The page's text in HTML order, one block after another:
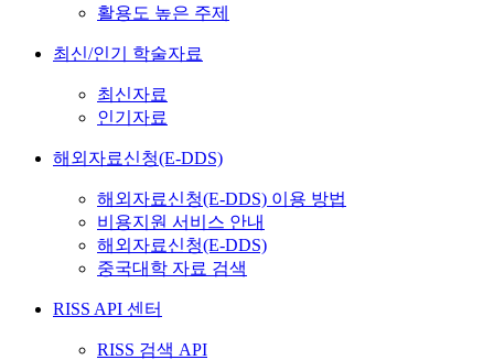
활용도 높은 주제
최신/인기 학술자료
최신자료
인기자료
해외자료신청(E-DDS)
해외자료신청(E-DDS) 이용 방법
비용지원 서비스 안내
해외자료신청(E-DDS)
중국대학 자료 검색
RISS API 센터
RISS 검색 API